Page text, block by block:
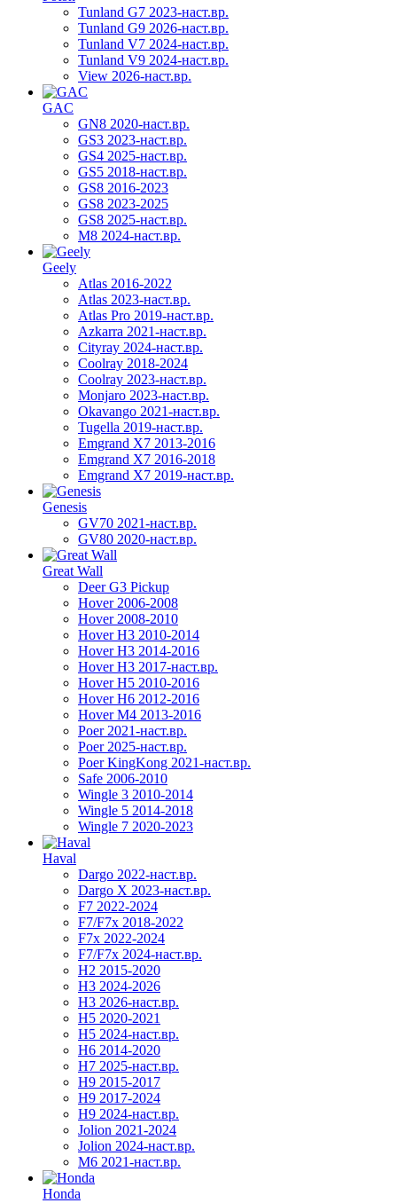
Tunland G7 2023-наст.вр.
Tunland G9 2026-наст.вр.
Tunland V7 2024-наст.вр.
Tunland V9 2024-наст.вр.
View 2026-наст.вр.
GAC
GN8 2020-наст.вр.
GS3 2023-наст.вр.
GS4 2025-наст.вр.
GS5 2018-наст.вр.
GS8 2016-2023
GS8 2023-2025
GS8 2025-наст.вр.
M8 2024-наст.вр.
Geely
Atlas 2016-2022
Atlas 2023-наст.вр.
Atlas Pro 2019-наст.вр.
Azkarra 2021-наст.вр.
Cityray 2024-наст.вр.
Coolray 2018-2024
Coolray 2023-наст.вр.
Monjaro 2023-наст.вр.
Okavango 2021-наст.вр.
Tugella 2019-наст.вр.
Emgrand Х7 2013-2016
Emgrand X7 2016-2018
Emgrand X7 2019-наст.вр.
Genesis
GV70 2021-наст.вр.
GV80 2020-наст.вр.
Great Wall
Deer G3 Pickup
Hover 2006-2008
Hover 2008-2010
Hover H3 2010-2014
Hover H3 2014-2016
Hover H3 2017-наст.вр.
Hover H5 2010-2016
Hover H6 2012-2016
Hover M4 2013-2016
Poer 2021-наст.вр.
Poer 2025-наст.вр.
Poer KingKong 2021-наст.вр.
Safe 2006-2010
Wingle 3 2010-2014
Wingle 5 2014-2018
Wingle 7 2020-2023
Haval
Dargo 2022-наст.вр.
Dargo X 2023-наст.вр.
F7 2022-2024
F7/F7x 2018-2022
F7x 2022-2024
F7/F7x 2024-наст.вр.
H2 2015-2020
H3 2024-2026
H3 2026-наст.вр.
H5 2020-2021
H5 2024-наст.вр.
H6 2014-2020
H7 2025-наст.вр.
H9 2015-2017
H9 2017-2024
H9 2024-наст.вр.
Jolion 2021-2024
Jolion 2024-наст.вр.
М6 2021-наст.вр.
Honda